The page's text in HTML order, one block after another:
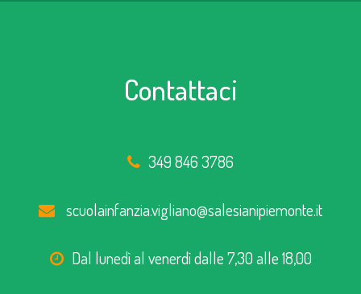
Contattaci
349 846 3786
scuolainfanzia.vigliano@salesianipiemonte.it
Dal lunedì al venerdì dalle 7,30 alle 18,00